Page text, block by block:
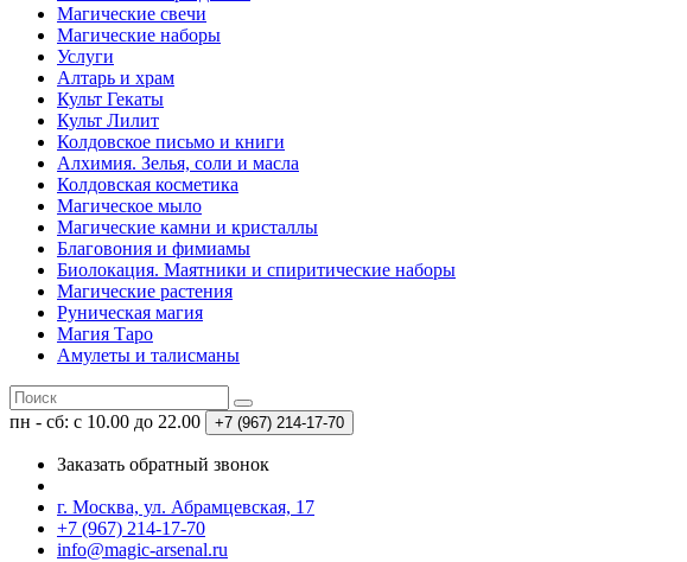
Магические свечи
Магические наборы
Услуги
Алтарь и храм
Культ Гекаты
Культ Лилит
Колдовское письмо и книги
Алхимия. Зелья, соли и масла
Колдовская косметика
Магическое мыло
Магические камни и кристаллы
Благовония и фимиамы
Биолокация. Маятники и спиритические наборы
Магические растения
Руническая магия
Магия Таро
Амулеты и талисманы
пн - сб: с 10.00 до 22.00 +7 (967) 214-17-70
Заказать обратный звонок
г. Москва, ул. Абрамцевская, 17
+7 (967) 214-17-70
info@magic-arsenal.ru